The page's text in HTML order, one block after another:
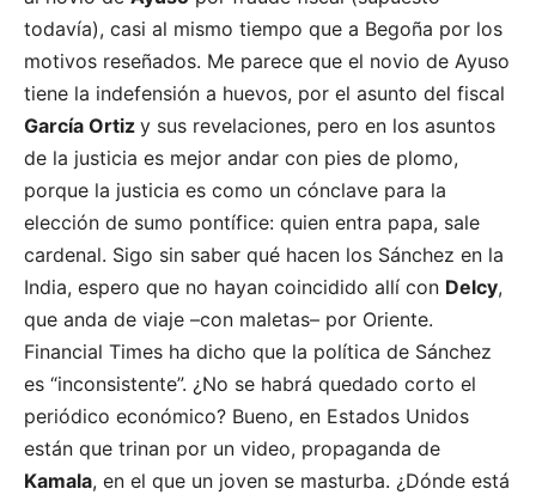
todavía), casi al mismo tiempo que a Begoña por los
motivos reseñados. Me parece que el novio de Ayuso
tiene la indefensión a huevos, por el asunto del fiscal
García Ortiz y sus revelaciones, pero en los asuntos
de la justicia es mejor andar con pies de plomo,
porque la justicia es como un cónclave para la
elección de sumo pontífice: quien entra papa, sale
cardenal. Sigo sin saber qué hacen los Sánchez en la
India, espero que no hayan coincidido allí con Delcy,
que anda de viaje –con maletas– por Oriente.
Financial Times ha dicho que la política de Sánchez
es “inconsistente”. ¿No se habrá quedado corto el
periódico económico? Bueno, en Estados Unidos
están que trinan por un video, propaganda de
Kamala, en el que un joven se masturba. ¿Dónde está